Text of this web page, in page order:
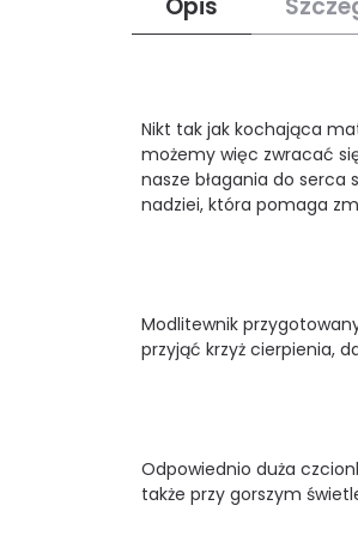
Nikt tak jak kochająca
możemy więc zwracać
nasze błagania do serca
nadziei, która pomaga
Modlitewnik
przyjąć krzyż cierpienia,
Odpowiednio duża
także przy gorszym